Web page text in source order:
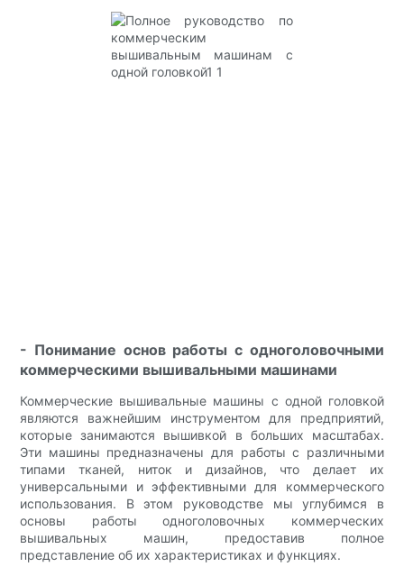
- Понимание основ работы с одноголовочными
коммерческими вышивальными машинами
Коммерческие вышивальные машины с одной головкой
являются важнейшим инструментом для предприятий,
которые занимаются вышивкой в больших масштабах.
Эти машины предназначены для работы с различными
типами тканей, ниток и дизайнов, что делает их
универсальными и эффективными для коммерческого
использования. В этом руководстве мы углубимся в
основы работы одноголовочных коммерческих
вышивальных машин, предоставив полное
представление об их характеристиках и функциях.